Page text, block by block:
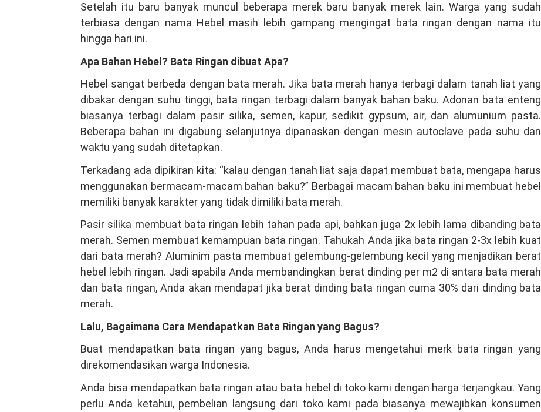
Setelah itu baru banyak muncul beberapa merek baru banyak merek lain. Warga yang sudah
terbiasa dengan nama Hebel masih lebih gampang mengingat bata ringan dengan nama itu
hingga hari ini.
Apa Bahan Hebel? Bata Ringan dibuat Apa?
Hebel sangat berbeda dengan bata merah. Jika bata merah hanya terbagi dalam tanah liat yang
dibakar dengan suhu tinggi, bata ringan terbagi dalam banyak bahan baku. Adonan bata enteng
biasanya terbagi dalam pasir silika, semen, kapur, sedikit gypsum, air, dan alumunium pasta.
Beberapa bahan ini digabung selanjutnya dipanaskan dengan mesin autoclave pada suhu dan
waktu yang sudah ditetapkan.
Terkadang ada dipikiran kita: “kalau dengan tanah liat saja dapat membuat bata, mengapa harus
menggunakan bermacam-macam bahan baku?” Berbagai macam bahan baku ini membuat hebel
memiliki banyak karakter yang tidak dimiliki bata merah.
Pasir silika membuat bata ringan lebih tahan pada api, bahkan juga 2x lebih lama dibanding bata
merah. Semen membuat kemampuan bata ringan. Tahukah Anda jika bata ringan 2-3x lebih kuat
dari bata merah? Aluminim pasta membuat gelembung-gelembung kecil yang menjadikan berat
hebel lebih ringan. Jadi apabila Anda membandingkan berat dinding per m2 di antara bata merah
dan bata ringan, Anda akan mendapat jika berat dinding bata ringan cuma 30% dari dinding bata
merah.
Lalu, Bagaimana Cara Mendapatkan Bata Ringan yang Bagus?
Buat mendapatkan bata ringan yang bagus, Anda harus mengetahui merk bata ringan yang
direkomendasikan warga Indonesia.
Anda bisa mendapatkan bata ringan atau bata hebel di toko kami dengan harga terjangkau. Yang
perlu Anda ketahui, pembelian langsung dari toko kami pada biasanya mewajibkan konsumen